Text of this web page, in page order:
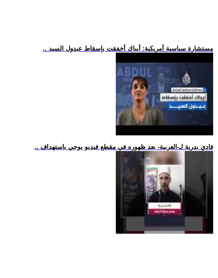
.. مستشارة سياسية أمريكية: أيباك أخفقت بإسقاط عبدول السيد
.. فادي بدرية لـ-العربية- بعد ظهوره في مقطع فيديو يوحي باستهداف